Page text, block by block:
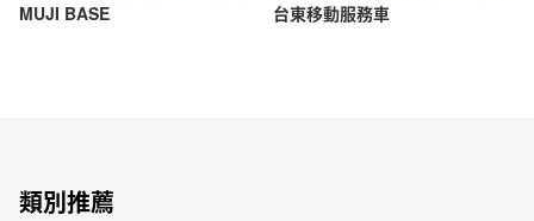
MUJI BASE 台東移動服務車
類別推薦